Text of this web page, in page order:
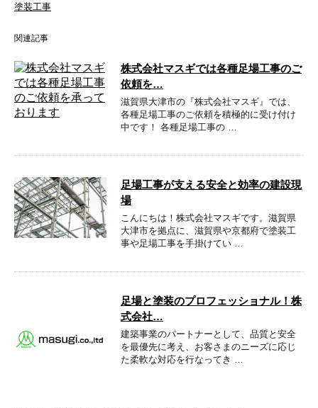
塗装工事
関連記事
株式会社マスギでは各種足場工事のご
依頼を…
滋賀県大津市の『株式会社マスギ』では、
各種足場工事のご依頼を積極的に受け付け
中です！ 各種足場工事の …
足場工事が支える安全と効率の建設現
場
こんにちは！株式会社マスギです。滋賀県
大津市を拠点に、滋賀県や京都府で塗装工
事や足場工事を手掛けてい …
足場と塗装のプロフェッショナル！株
式会社…
建築事業のパートナーとして、品質と安全
を最優先に考え、お客さまのニーズに応じ
た柔軟な対応を行なってき …